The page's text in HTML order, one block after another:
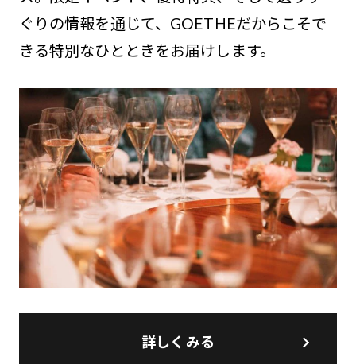
ぐりの情報を通じて、GOETHEだからこそで
きる特別なひとときをお届けします。
詳しくみる